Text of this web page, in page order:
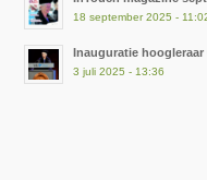
18 september 2025 -
Inauguratie hoogleraar
3 juli 2025 - 13:36